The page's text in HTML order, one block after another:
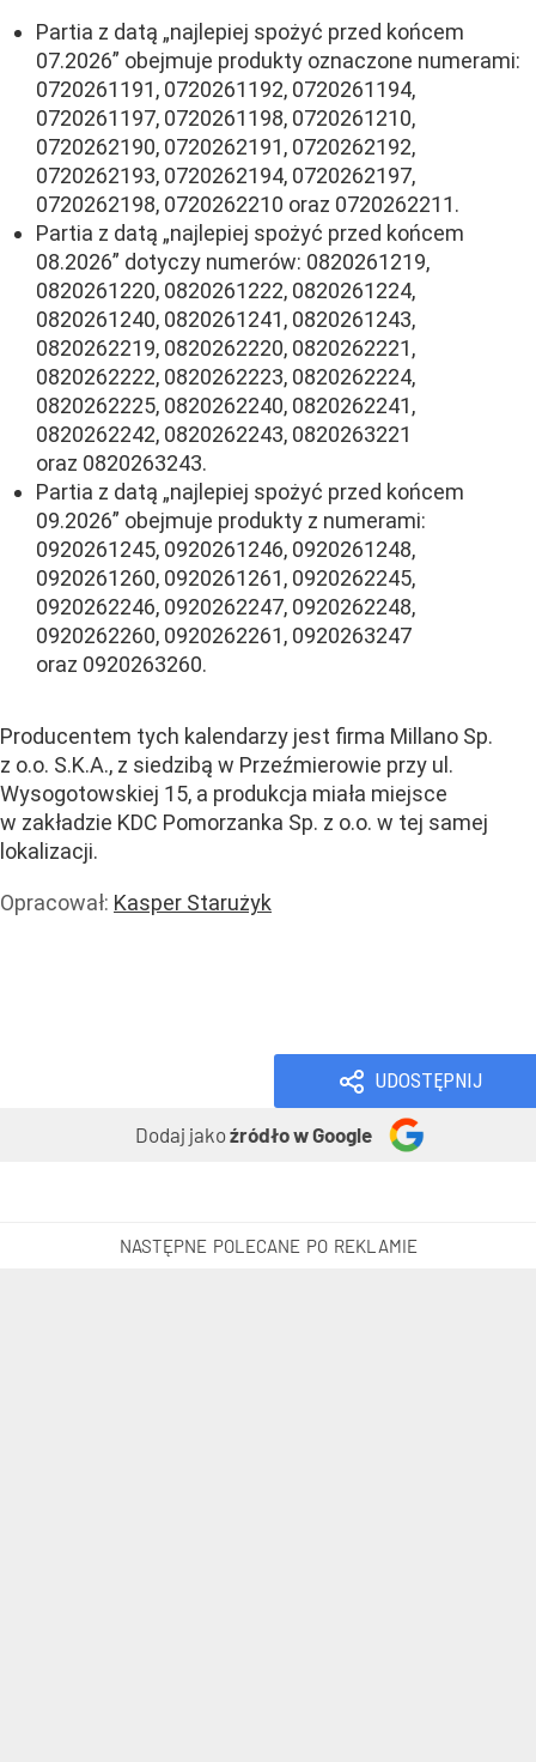
Partia z datą „najlepiej spożyć przed końcem
07.2026” obejmuje produkty oznaczone numerami:
0720261191, 0720261192, 0720261194,
0720261197, 0720261198, 0720261210,
0720262190, 0720262191, 0720262192,
0720262193, 0720262194, 0720262197,
0720262198, 0720262210 oraz 0720262211.
Partia z datą „najlepiej spożyć przed końcem
08.2026” dotyczy numerów: 0820261219,
0820261220, 0820261222, 0820261224,
0820261240, 0820261241, 0820261243,
0820262219, 0820262220, 0820262221,
0820262222, 0820262223, 0820262224,
0820262225, 0820262240, 0820262241,
0820262242, 0820262243, 0820263221
oraz 0820263243.
Partia z datą „najlepiej spożyć przed końcem
09.2026” obejmuje produkty z numerami:
0920261245, 0920261246, 0920261248,
0920261260, 0920261261, 0920262245,
0920262246, 0920262247, 0920262248,
0920262260, 0920262261, 0920263247
oraz 0920263260.
Producentem tych kalendarzy jest firma Millano Sp.
z o.o. S.K.A., z siedzibą w Przeźmierowie przy ul.
Wysogotowskiej 15, a produkcja miała miejsce
w zakładzie KDC Pomorzanka Sp. z o.o. w tej samej
lokalizacji.
Opracował: Kasper Starużyk
UDOSTĘPNIJ
Dodaj jakoźródło w Google